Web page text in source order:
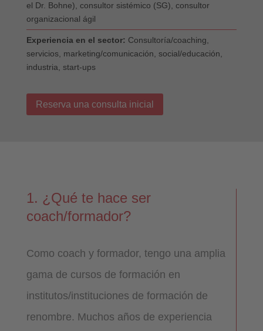
el Dr. Bohne), consultor sistémico (SG), consultor
organizacional ágil
Experiencia en el sector: Consultoría/coaching,
servicios, marketing/comunicación, social/educación,
industria, start-ups
Reserva una consulta inicial
1. ¿Qué te hace ser
coach/formador?
Como coach y formador, tengo una amplia
gama de cursos de formación en
institutos/instituciones de formación de
renombre. Muchos años de experiencia